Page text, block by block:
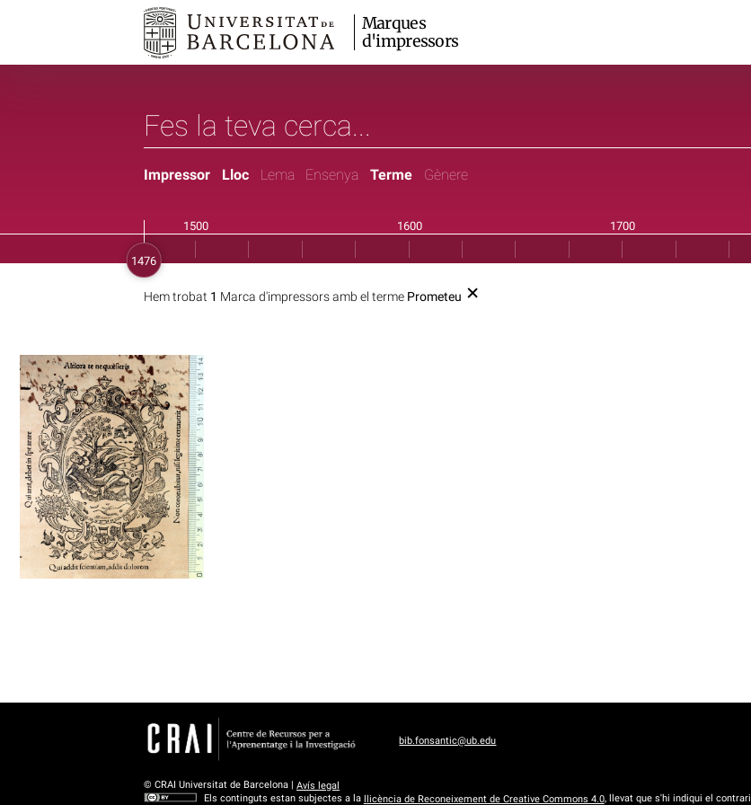
Marques
d'impressors
Impressor Lloc Lema Ensenya Terme Gènere
Hem trobat 1 Marca d'impressors amb el terme Prometeu
bib.fonsantic@ub.edu
© CRAI Universitat de Barcelona | Avís legal
Els continguts estan subjectes a la llicència de Reconeixement de Creative Commons 4.0, llevat que s'hi indiqui el contrari